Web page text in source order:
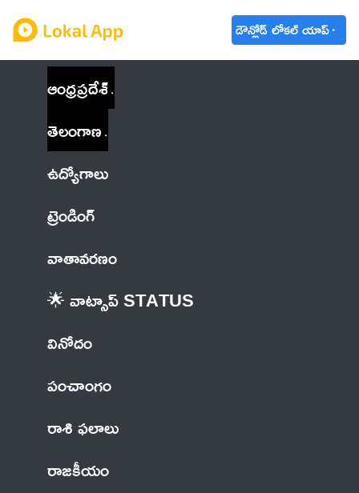
డౌన్లోడ్ లోకల్ యాప్
ఆంధ్రప్రదేశ్
తెలంగాణ
ఉద్యోగాలు
ట్రెండింగ్
వాతావరణం
🌟 వాట్సాప్ STATUS
వినోదం
పంచాంగం
రాశి ఫలాలు
రాజకీయం